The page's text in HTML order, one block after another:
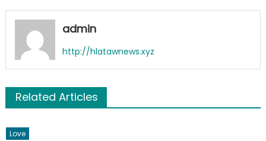
59-
admin
http://hlatawnews.xyz
Related Articles
Love